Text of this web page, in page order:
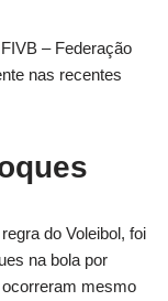
– Federação
nas recentes
do Voleibol, foi
na bola por
mesmo